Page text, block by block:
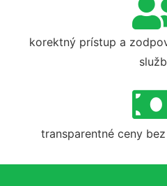
korektný prístup a
transparentné ceny